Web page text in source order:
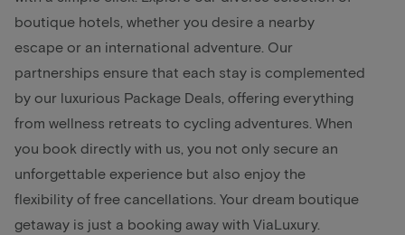
boutique hotels, whether you desire a nearby
escape or an international adventure. Our
partnerships ensure that each stay is complemented
by our luxurious Package Deals, offering everything
from wellness retreats to cycling adventures. When
you book directly with us, you not only secure an
unforgettable experience but also enjoy the
flexibility of free cancellations. Your dream boutique
getaway is just a booking away with ViaLuxury.